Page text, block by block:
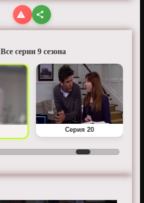
Все серии 9 сезона
Серия 20